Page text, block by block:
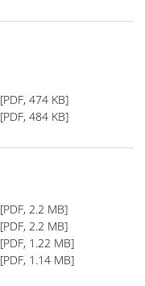
[PDF, 474 KB]
[PDF, 484 KB]
[PDF, 2.2 MB]
[PDF, 2.2 MB]
[PDF, 1.22 MB]
[PDF, 1.14 MB]